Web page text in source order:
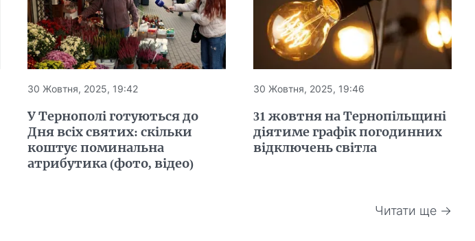
30 Жовтня, 2025, 19:42
У Тернополі готуються до
Дня всіх святих: скільки
коштує поминальна
атрибутика (фото, відео)
30 Жовтня, 2025, 19:46
31 жовтня на Тернопільщині
діятиме графік погодинних
відключень світла
Читати ще →